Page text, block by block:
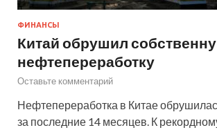
ФИНАНСЫ
Китай обрушил
нефтепереработку
Оставьте комментарий
Нефтепереработка в Китае
за последние 14 месяцев. К